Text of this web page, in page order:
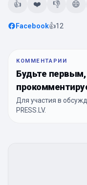
👍 ❤️ 👎 😄
Facebook👍12
КОММЕНТАРИИ
Будьте первым,
Для участия в
PRESS.LV.